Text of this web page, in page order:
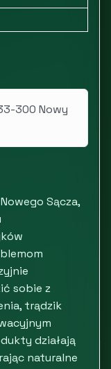
300 Nowy
Sącza,
sobie z
trądzik
działają
naturalne